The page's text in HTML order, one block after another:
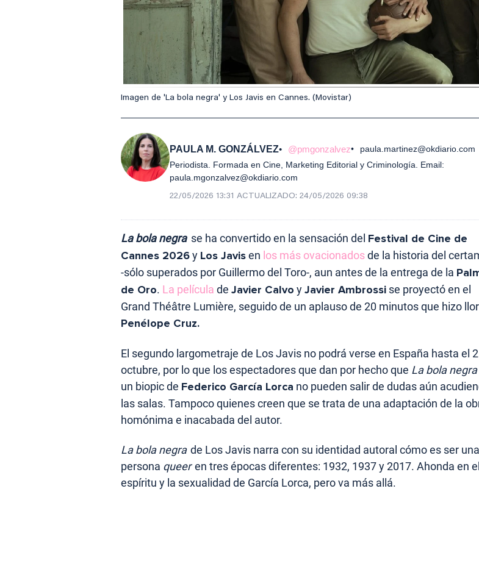
Imagen de 'La bola negra' y Los Javis en Cannes. (Movistar)
PAULA M. GONZÁLVEZ @pmgonzalvez
paula.martinez@okdiario.com
Periodista. Formada en Cine, Marketing Editorial y Criminología. Email:
paula.mgonzalvez@okdiario.com
22/05/2026 13:31 ACTUALIZADO: 24/05/2026 09:38
La bola negra se ha convertido en la sensación del Festival de Cine de
Cannes 2026y Los Javisen los más ovacionadosde la historia del
-sólo superados por Guillermo del Toro-, aun antes de la entrega de la
de Oro. La película de Javier Calvo yJavier Ambrossi se proyectó en el
Grand Théâtre Lumière, seguido de un aplauso de 20 minutos que hizo
Penélope Cruz.
El segundo largometraje de Los Javis no podrá verse en España hasta el
octubre, por lo que los espectadores que dan por hecho que La bola negra
un biopic de Federico García Lorca no pueden salir de dudas aún
las salas. Tampoco quienes creen que se trata de una adaptación de la
homónima e inacabada del autor.
La bola negra de Los Javis narra con su identidad autoral cómo es ser una
persona queeren tres épocas diferentes: 1932, 1937 y 2017. Ahonda en el
espíritu y la sexualidad de García Lorca, pero va más allá.